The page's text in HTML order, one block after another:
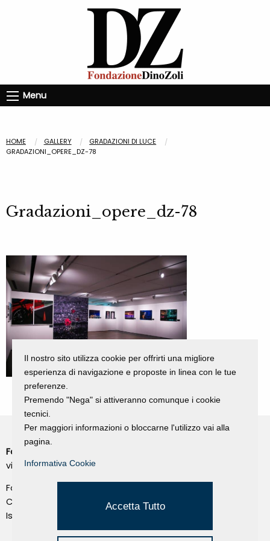
Menu
HOME GALLERY
GRADAZIONI DI LUCE
GRADAZIONI_OPERE_DZ-78
Gradazioni_opere_dz-78
Fondazione Dino Zoli
viale Bologna 288, Forlì
Fondo dot. euro 285.000 i.v.
CF e P.IVA 03692820404
Isc.Reg Per.Giu. n. 10404
Il nostro sito utilizza cookie per offrirti una migliore
esperienza di navigazione e proposte in linea con le tue
preferenze.
Premendo "Nega" si attiveranno comunque i cookie
tecnici.
Per maggiori informazioni o bloccarne l'utilizzo vai alla
pagina.
Informativa Cookie
Accetta Tutto